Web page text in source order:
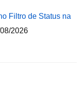
Filtro de Status na
2026